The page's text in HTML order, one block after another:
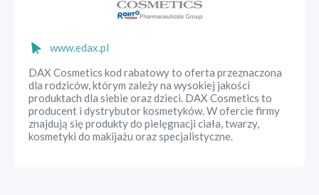
www.edax.pl
DAX Cosmetics kod rabatowy to oferta przeznaczona
dla rodziców, którym zależy na wysokiej jakości
produktach dla siebie oraz dzieci. DAX Cosmetics to
producent i dystrybutor kosmetyków. W ofercie firmy
znajdują się produkty do pielęgnacji ciała, twarzy,
kosmetyki do makijażu oraz specjalistyczne.